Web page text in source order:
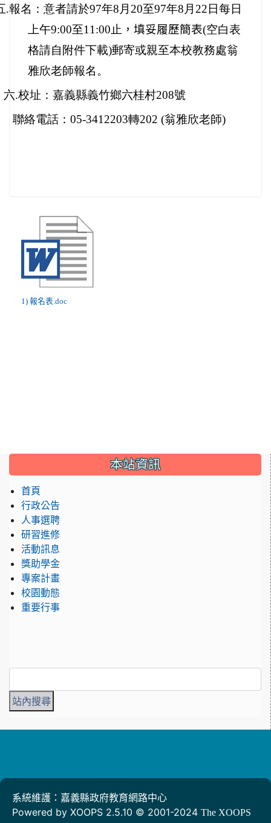
名：意者請於97年8月20至97年8月22日每日
上午9:00至11:00止 ，填妥履歷簡表(空白表
格請自附件下載)郵寄或親至本校教務處翁
雅欣老師報名。
六.校址：嘉義縣義竹鄉六桂村208號
電話：05-3412203轉202 (翁雅欣老師)
1) 報名表.doc
::: 本站資訊
首頁
行政公告
人事選聘
研習進修
活動訊息
獎助學金
專案計畫
校園動態
重要行事
系統維護：嘉義縣政府教育網路中心
Powered by XOOPS 2.5.10 © 2001-2024 The XOOPS